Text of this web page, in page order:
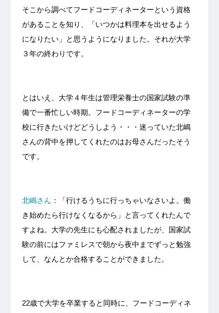
そこから調べてフードコーディネーターという資格
があることを知り、「いつかは料理本を出せるよう
になりたい」と思うようになりました。それが大学
３年の終わりです。
とはいえ、大学４年生は管理栄養士の国家試験の準
備で一番忙しい時期。フードコーディネーターの学
校に行きたいけどどうしよう・・・迷っていた北嶋
さんの背中を押してくれたのはお母さんだったそう
です。
北嶋さん ：「行けるうちに行っちゃいなさいよ。働
き始めたら行けなくなるから」と言ってくれたんで
すよね。大学の先生にも心配されましたが、国家試
験の前にはファミレスで朝から夜中までずっと勉強
して、なんとか合格することができました。
22歳で大学を卒業すると同時に、フードコーディネ